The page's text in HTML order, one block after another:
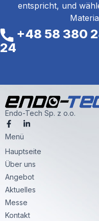
entspricht, und
+48 58 380
24
Endo-Tech Sp. z o.o.
F
a
c
b
o
o
k
-
f
L
i
e
i
n
-
i
Menü
Hauptseite
Über uns
Angebot
Aktuelles
Messe
Kontakt